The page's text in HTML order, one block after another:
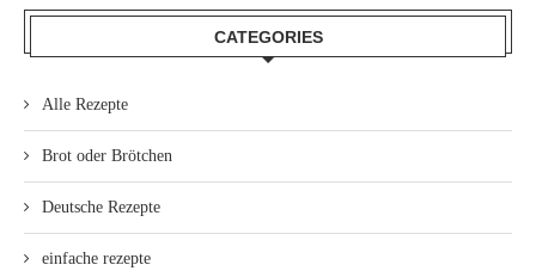
CATEGORIES
Alle Rezepte
Brot oder Brötchen
Deutsche Rezepte
einfache rezepte